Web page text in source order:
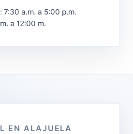
7:30 a.m. a 5:00 p.m.
a 12:00 m.
EN ALAJUELA